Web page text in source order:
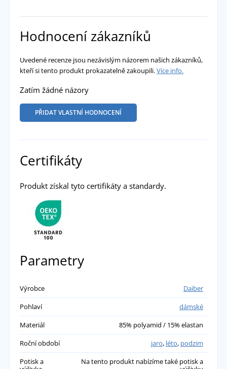
Hodnocení zákazníků
Uvedené recenze jsou nezávislým názorem našich zákazníků,
kteří si tento produkt prokazatelně zakoupili.Více info.
Zatím žádné názory
PŘIDAT VLASTNÍ HODNOCENÍ
Certifikáty
Produkt získal tyto certifikáty a standardy.
Parametry
Výrobce
Daiber
Pohlaví
dámské
Materiál
85% polyamid / 15% elastan
Roční období
jaro, léto, podzim
Potisk a
Na tento produkt nabízíme také potisk a